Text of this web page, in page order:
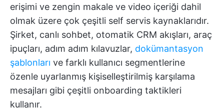
erişimi ve zengin makale ve video içeriği dahil
olmak üzere çok çeşitli self servis kaynaklarıdır.
Şirket, canlı sohbet, otomatik CRM akışları, araç
ipuçları, adım adım kılavuzlar, dokümantasyon
şablonları ve farklı kullanıcı segmentlerine
özenle uyarlanmış kişiselleştirilmiş karşılama
mesajları gibi çeşitli onboarding taktikleri
kullanır.